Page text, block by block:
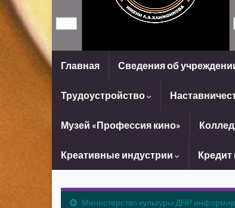
Главная Сведения об
Трудоустройство
Музей «Профессия кино»
Креативные индустрии Кредит
Министерство культуры ДНР